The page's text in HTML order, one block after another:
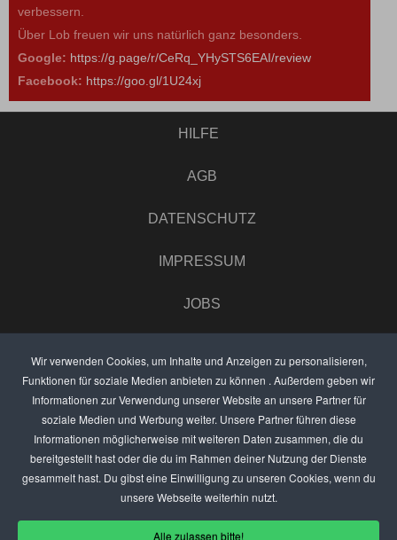
Wir verwenden Cookies, um Inhalte und Anzeigen zu personalisieren,
Funktionen für soziale Medien anbieten zu können . Außerdem geben wir
Informationen zur Verwendung unserer Website an unsere Partner für
soziale Medien und Werbung weiter. Unsere Partner führen diese
Informationen möglicherweise mit weiteren Daten zusammen, die du
bereitgestellt hast oder die du im Rahmen deiner Nutzung der Dienste
gesammelt hast. Du gibst eine Einwilligung zu unseren Cookies, wenn du
unsere Webseite weiterhin nutzt.
Alle zulassen bitte!
verbessern.
Über Lob freuen wir uns natürlich ganz besonders.
Google: https://g.page/r/CeRq_YHySTS6EAI/review
Facebook: https://goo.gl/1U24xj
HILFE
AGB
DATENSCHUTZ
IMPRESSUM
JOBS
ANZEIGEN PREISE
BEWERTET UNS
KONTAKT